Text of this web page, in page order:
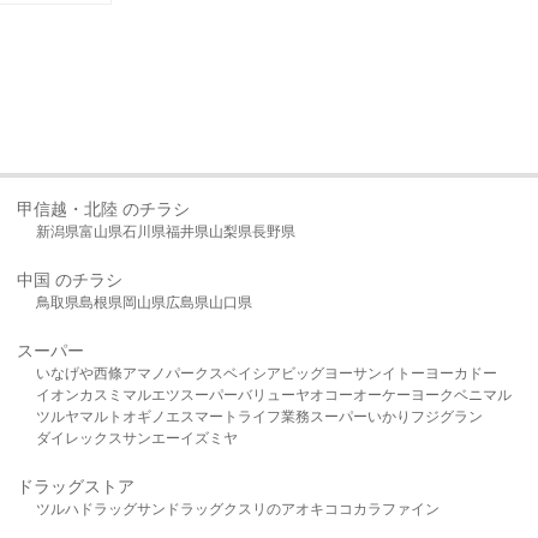
甲信越・北陸 のチラシ
新潟県富山県石川県福井県山梨県長野県
中国 のチラシ
鳥取県島根県岡山県広島県山口県
スーパー
いなげや西條アマノパークスベイシア ビッグヨーサンイトーヨーカドー
イオンカスミ マルエツスーパーバリューヤオコーオーケー ヨークベニマル
ツルヤマルト オギノ エスマート ライフ業務スーパーいかり フジグラン
ダイレックスサンエーイズミヤ
ドラッグストア
ツルハドラッグサンドラッグクスリのアオキ ココカラファイン